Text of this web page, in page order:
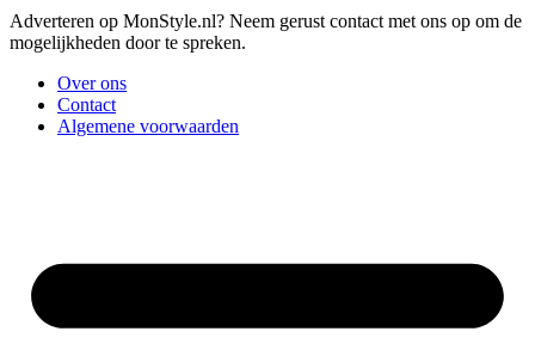
Adverteren op MonStyle.nl? Neem gerust contact met ons op om de
mogelijkheden door te spreken.
Over ons
Contact
Algemene voorwaarden